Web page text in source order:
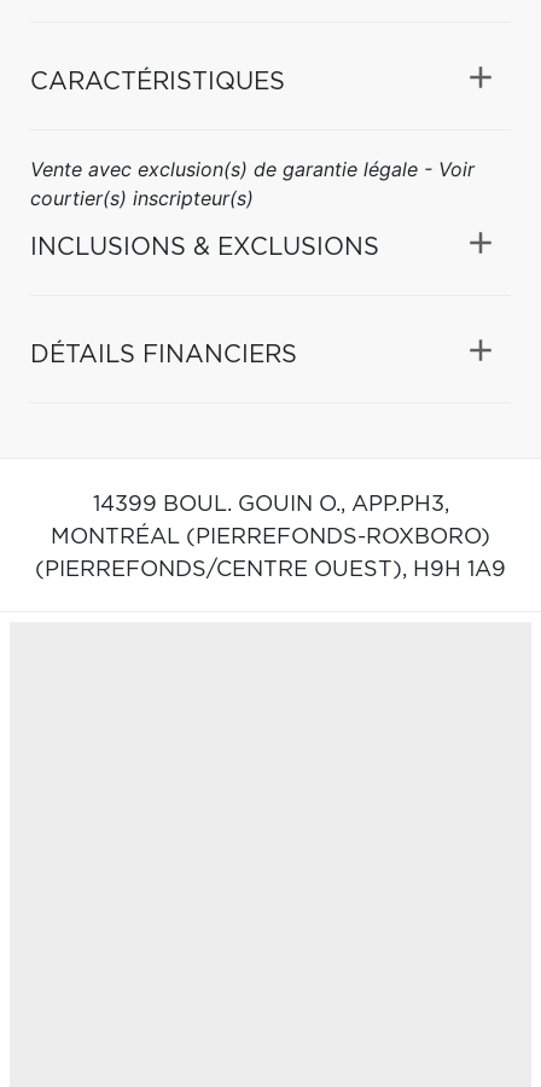
CARACTÉRISTIQUES
Vente avec exclusion(s) de garantie légale - Voir
courtier(s) inscripteur(s)
INCLUSIONS & EXCLUSIONS
DÉTAILS FINANCIERS
14399 BOUL. GOUIN O., APP.PH3,
MONTRÉAL (PIERREFONDS-ROXBORO)
(PIERREFONDS/CENTRE OUEST), H9H 1A9